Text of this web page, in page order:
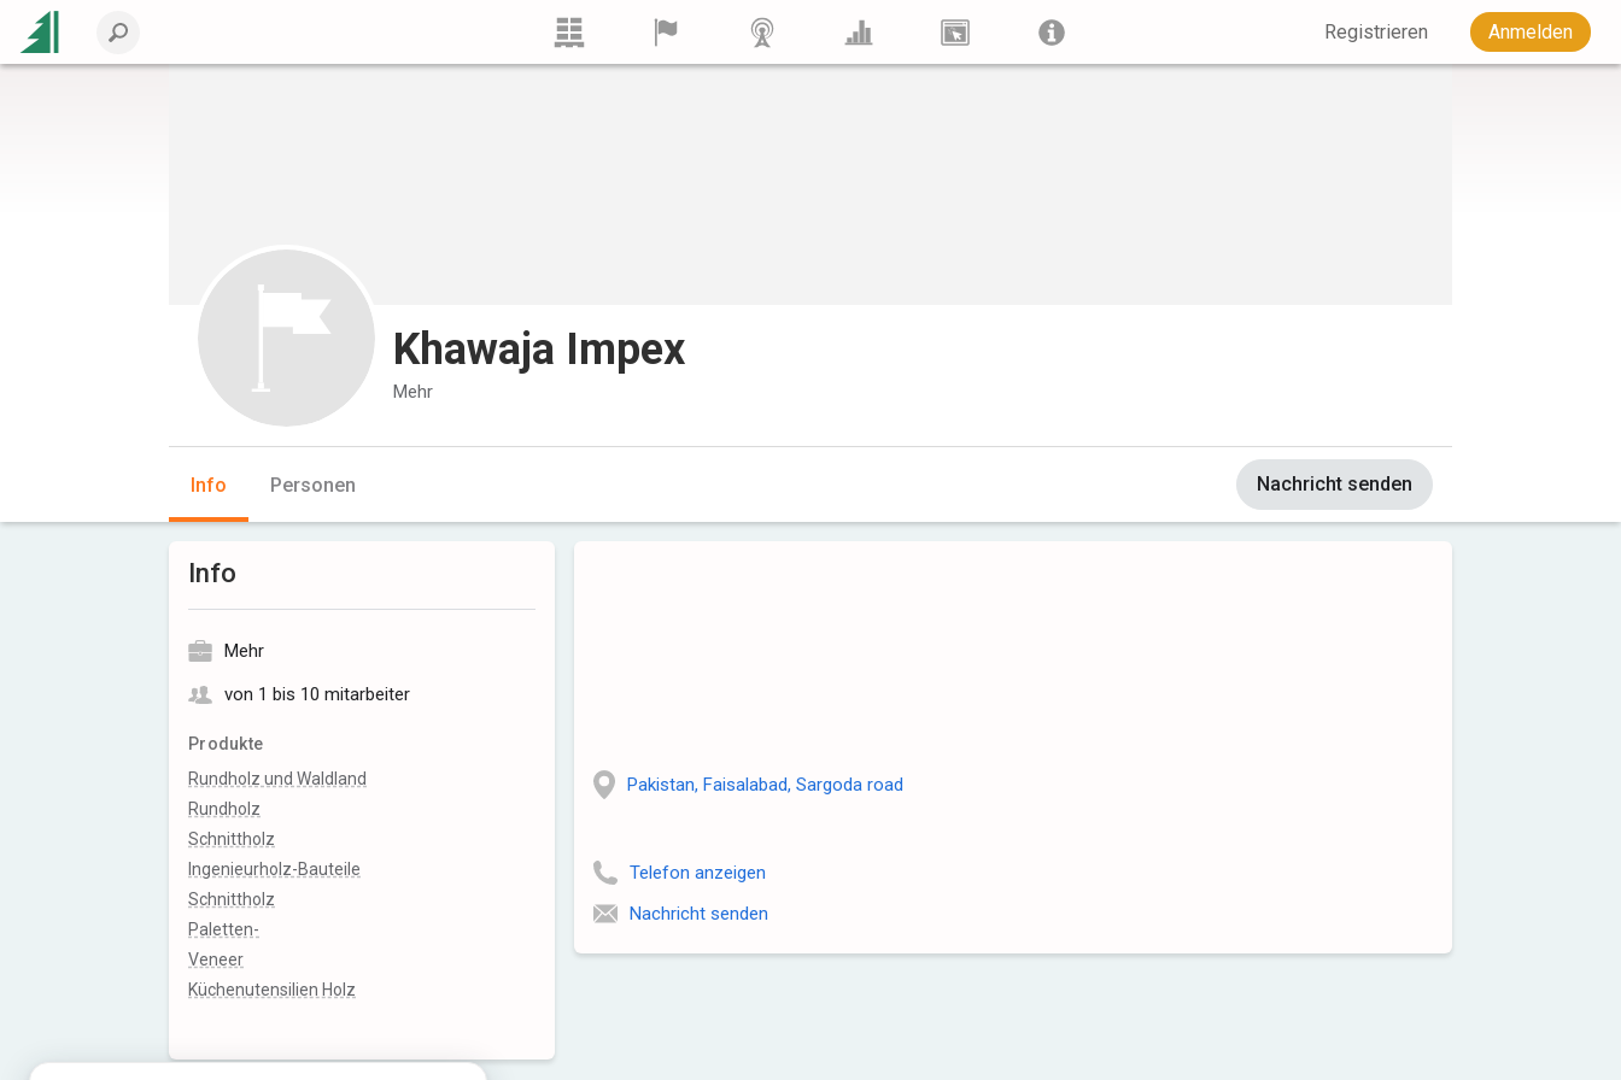
Registrieren Anmelden
Khawaja Impex
Mehr
Info Personen Nachricht senden
Info
Mehr
von 1 bis 10 mitarbeiter
Produkte
Rundholz und Waldland
Rundholz
Schnittholz
Ingenieurholz-Bauteile
Schnittholz
Paletten-
Veneer
Küchenutensilien Holz
Pakistan, Faisalabad, Sargoda road
Telefon anzeigen
Nachricht senden